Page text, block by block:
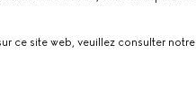
ce site web, veuillez consulter notre